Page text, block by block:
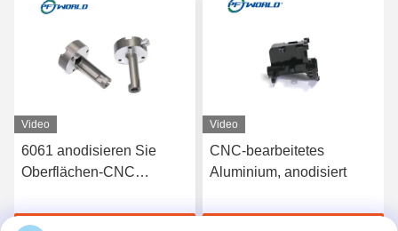
Video
6061 anodisieren Sie
Oberflächen-CNC
Aluminiumteile schnelles
Video
CNC-bearbeitetes
Aluminium, anodisiert